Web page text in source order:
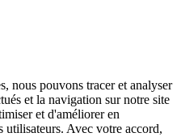
nous pouvons tracer et analyser
et la navigation sur notre site
et d'améliorer en
utilisateurs. Avec votre accord,